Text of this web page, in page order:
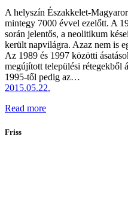
A helyszín Északkelet-
mintegy 7000 évvel ezelőtt. A
során jelentős, a neolitikum
került napvilágra. Azaz nem is
Az 1989 és 1997 közötti
megújított települési rétegekből
1995-től pedig az…
2015.05.22.
Read more
Friss